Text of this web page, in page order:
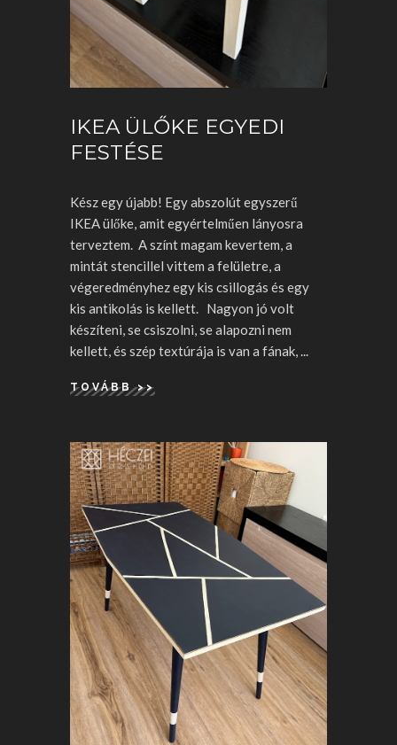
IKEA ÜLŐKE EGYEDI
FESTÉSE
Kész egy újabb! Egy abszolút egyszerű
IKEA ülőke, amit egyértelműen lányosra
terveztem. A színt magam kevertem, a
mintát stencillel vittem a felületre, a
végeredményhez egy kis csillogás és egy
kis antikolás is kellett. Nagyon jó volt
készíteni, se csiszolni, se alapozni nem
kellett, és szép textúrája is van a fának,
TOVÁBB >>